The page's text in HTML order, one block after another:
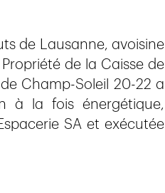
de Lausanne, avoisine
de la Caisse de
Champ-Soleil 20-22 a
à la fois énergétique,
SA et exécutée